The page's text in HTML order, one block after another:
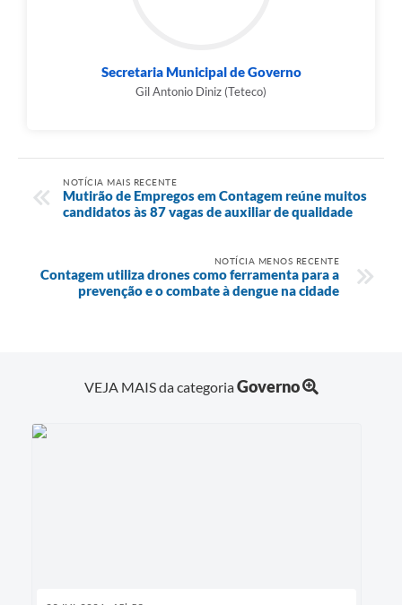
Secretaria Municipal de Governo
Gil Antonio Diniz (Teteco)
NOTÍCIA MAIS RECENTE
Mutirão de Empregos em Contagem reúne muitos
candidatos às 87 vagas de auxiliar de qualidade
NOTÍCIA MENOS RECENTE
Contagem utiliza drones como ferramenta para a
prevenção e o combate à dengue na cidade
VEJA MAIS da categoriaGoverno